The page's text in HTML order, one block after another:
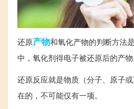
还原产物和氧化产物的判断方法
中，氧化剂得电子被还原后的产物
还原反应就是物质（分子、原子
在的，不可能仅有一项。